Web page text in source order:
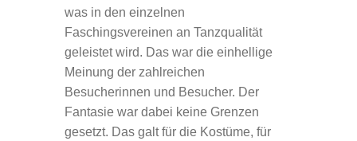
was in den einzelnen
Faschingsvereinen an Tanzqualität
geleistet wird. Das war die einhellige
Meinung der zahlreichen
Besucherinnen und Besucher. Der
Fantasie war dabei keine Grenzen
gesetzt. Das galt für die Kostüme, für